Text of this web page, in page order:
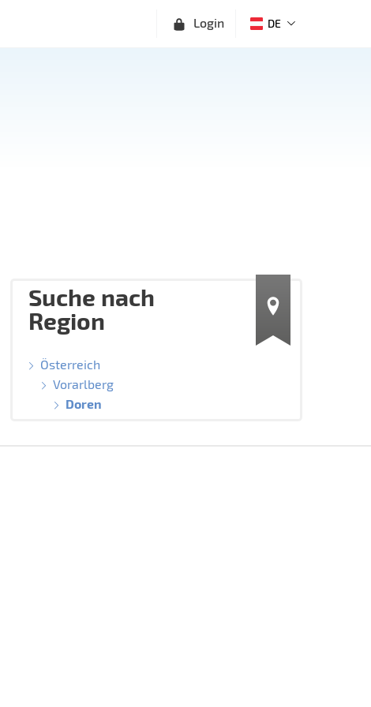
Login DE
Suche nach
Region
Österreich
Vorarlberg
Doren